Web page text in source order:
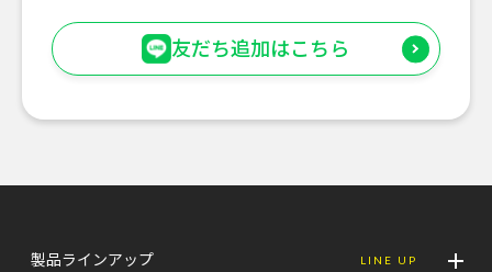
友だち追加はこちら
製品ラインアップ LINE UP